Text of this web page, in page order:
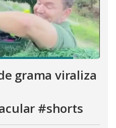
grama viraliza
#shorts